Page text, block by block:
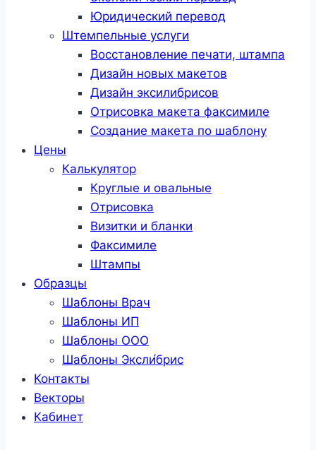
Юридический перевод
Штемпельные услуги
Восстановление печати, штампа
Дизайн новых макетов
Дизайн эксилибрисов
Отрисовка макета факсимиле
Создание макета по шаблону
Цены
Калькулятор
Круглые и овальные
Отрисовка
Визитки и бланки
Факсимиле
Штампы
Образцы
Шаблоны Врач
Шаблоны ИП
Шаблоны ООО
Шаблоны Эксли́брис
Контакты
Векторы
Кабинет